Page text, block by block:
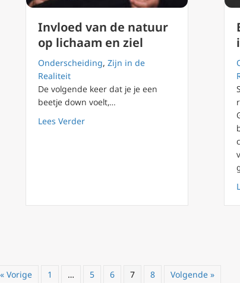
voor ons
Invloed van de natuur
op lichaam en ziel
Onderscheiding, Zijn in de
Realiteit
De volgende keer dat je je een
beetje down voelt,…
Lees Verderabout Invloed van de natuur op
« Vorige 1 … 5 6 7 8 Volgende »